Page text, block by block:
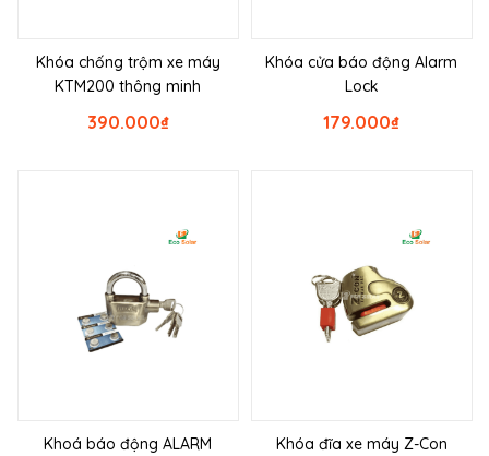
Khóa chống trộm xe máy
KTM200 thông minh
₫
390.000
Khóa cửa báo động Alarm
Lock
₫
179.000
Khoá báo động ALARM
Khóa đĩa xe máy Z-Con